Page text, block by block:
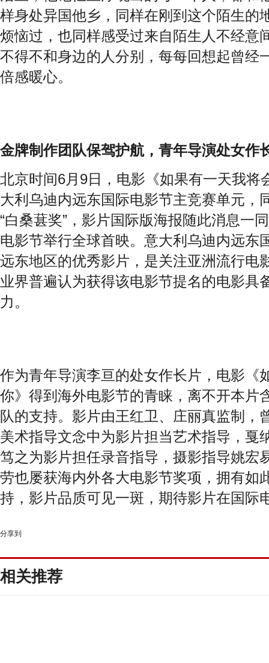
样身处异国他乡，同样在刚到这个陌生的
烦恼过，也同样感受过来自陌生人不经意
不得不和身边的人分别，每每回想起曾经
倍感暖心。
金牌制作团队保驾护航，青年导演处女作
北京时间6月 9日，电影《如果有一天我将
大利乌迪内远东国际电影节主竞赛单元，
“白桑葚奖”，影片国际版海报随此消息一
电影节举行全球首映。意大利乌迪内远东
远东地区的优秀影片，是关注亚洲流行电
业界普遍认为获得该电影节提名的电影具
力。
作为青年导演李亘的处女作长片，电影《
你》得到海外电影节的青睐，离不开本片
队的支持。影片由王红卫、庄丽真监制，
美术指导文念中为影片担当艺术指导，戛
笃之为影片担任录音指导，摄影指导姚宏
劳也屡获海内外各大电影节奖项，拥有如
持，影片品质可见一斑，期待影片在国际
分享到
相关推荐